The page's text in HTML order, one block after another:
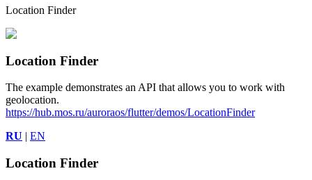
Location Finder
Location Finder
The example demonstrates an API that allows you to work with
geolocation.
https://hub.mos.ru/auroraos/flutter/demos/LocationFinder
RU | EN
Location Finder